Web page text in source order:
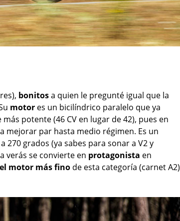
bonitosa quien le pregunté igual que la
motor es un bicilíndrico paralelo que ya
potente (46 CV en lugar de 42), pues en
mejorar par hasta medio régimen. Es un
270 grados (ya sabes para sonar a V2 y
verás se convierte en protagonista en
el motor más fino de esta categoría (carnet A2)